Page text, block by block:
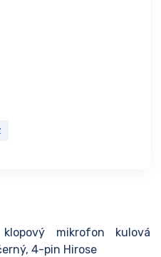
mikrofon kulová
4-pin Hirose